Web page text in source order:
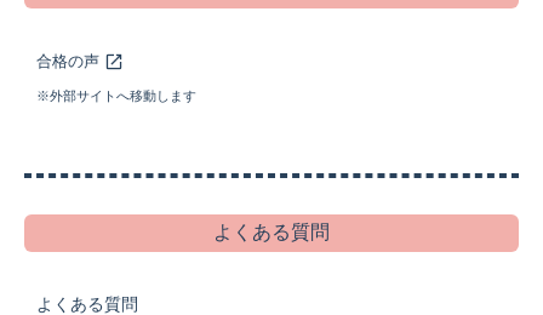
合格の声
※外部サイトへ移動します
よくある質問
よくある質問